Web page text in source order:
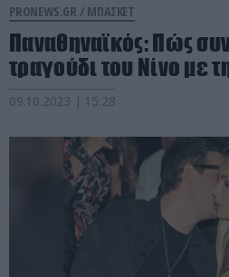
PRONEWS.GR / ΜΠΑΣΚΕΤ
Παναθηναϊκός: Πώς
τραγούδι του Νίνο με
09.10.2023 | 15:28